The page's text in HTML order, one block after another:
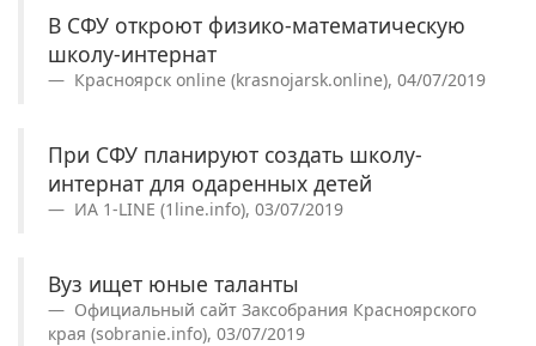
В СФУ откроют физико-математическую
школу-интернат
Красноярск online (krasnojarsk.online), 04/07/2019
При СФУ планируют создать школу-
интернат для одаренных детей
ИА 1-LINE (1line.info), 03/07/2019
Вуз ищет юные таланты
Официальный сайт Заксобрания Красноярского
края (sobranie.info), 03/07/2019